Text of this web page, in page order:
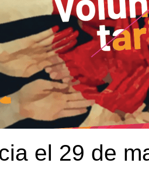
el 29 de